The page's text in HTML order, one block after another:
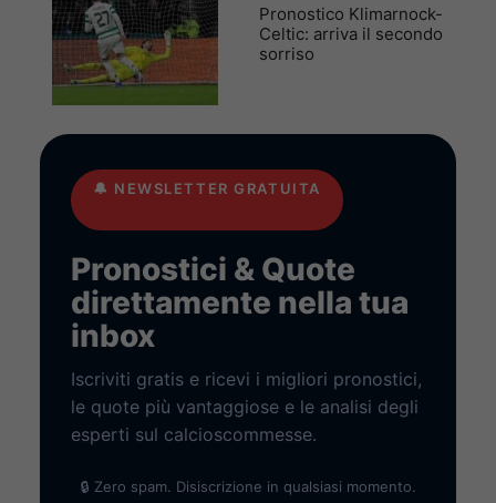
Pronostico Klimarnock-
Celtic: arriva il secondo
sorriso
🔔 NEWSLETTER GRATUITA
Pronostici & Quote
direttamente nella tua
inbox
Iscriviti gratis e ricevi i migliori pronostici,
le quote più vantaggiose e le analisi degli
esperti sul calcioscommesse.
🔒 Zero spam. Disiscrizione in qualsiasi momento.